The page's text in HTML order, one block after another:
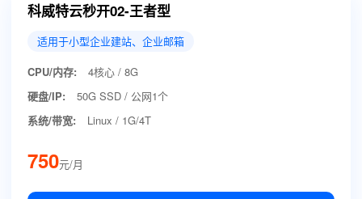
科威特云秒开02-王者型
适用于小型企业建站、企业邮箱
CPU/内存:
4核心 / 8G
硬盘/IP:
50G SSD / 公网1个
系统/带宽:
Linux / 1G/4T
750元/月